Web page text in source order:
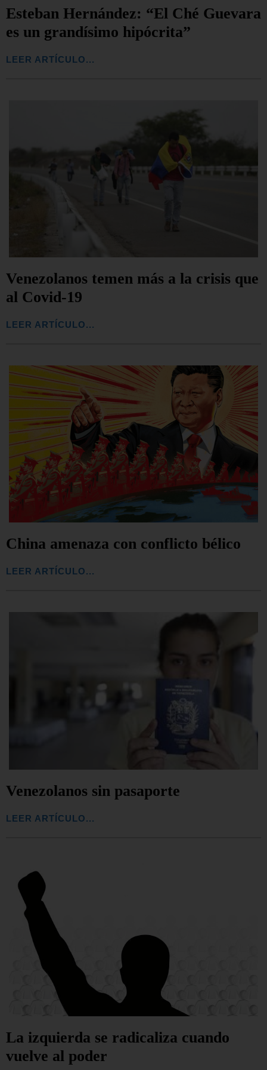
Esteban Hernández: “El Ché Guevara
es un grandísimo hipócrita”
LEER ARTÍCULO...
Venezolanos temen más a la crisis que
al Covid-19
LEER ARTÍCULO...
China amenaza con conflicto bélico
LEER ARTÍCULO...
Venezolanos sin pasaporte
LEER ARTÍCULO...
La izquierda se radicaliza cuando
vuelve al poder